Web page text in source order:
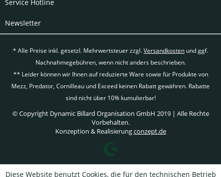
Service Hotline
Newsletter
* Alle Preise inkl. gesetzl. Mehrwertsteuer zzgl.Versandkosten und ggf.
Nachnahmegebühren, wenn nicht anders beschrieben.
** Leider können wir Ihnen auf reduzierte Ware sowie für Produkte von
Mezz, Predator, Cornilleau und Exceed keinen Rabatt gewähren. Rabatte
sind nicht über 10% kumulierbar!
© Copyright Dynamic Billard Organisation GmbH 2019 | Alle Rechte
Vorbehalten.
Konzeption & Realisierungconzept.de
Diese Website benutzt Cookies, die für den technischen Betrieb